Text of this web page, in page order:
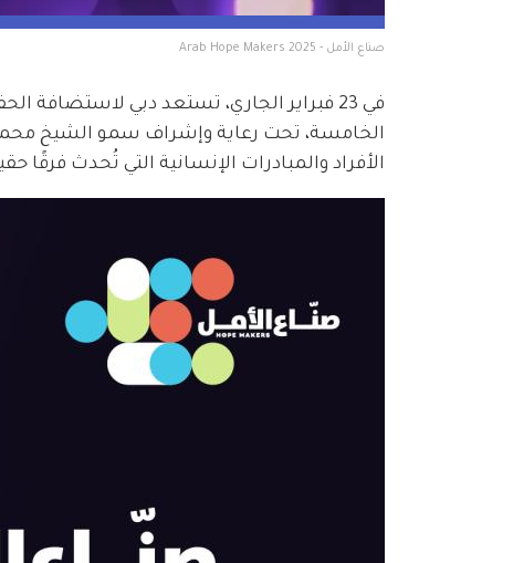
صناع الأمل - Arab Hope Makers 2025
الخامسة، تحت رعاية وإشراف سمو الشيخ محمد
الأفراد والمبادرات الإنسانية التي تُحدث فرقًا